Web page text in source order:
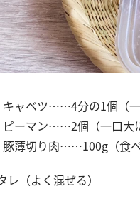
キャベツ……4分の1個（一
ピーマン……2個（一口大
豚薄切り肉……100g（食べ
レ（よく混ぜる）